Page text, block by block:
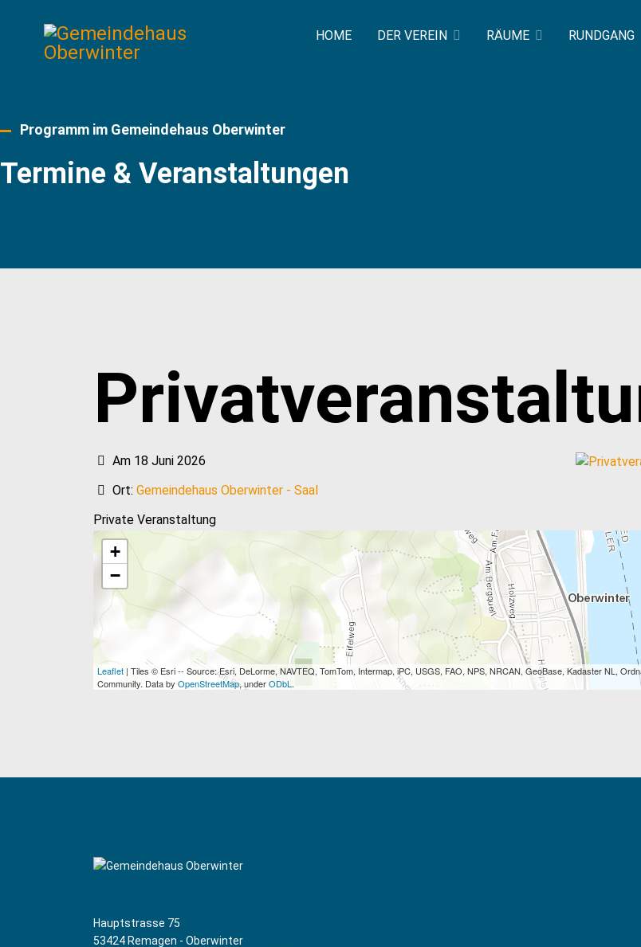
HOME DER VEREIN RÄUME RUNDGANG
Programm im Gemeindehaus Oberwinter
Termine & Veranstaltungen
Am 18 Juni 2026
Ort: Gemeindehaus Oberwinter - Saal
Private Veranstaltung
+
−
Leaflet | Tiles © Esri -- Source: Esri, DeLorme, NAVTEQ, TomTom, Intermap, iPC, USGS, FAO, NPS, NRCAN, GeoBase, Kadaster NL,
Community. Data byOpenStreetMap, underODbL .
Hauptstrasse 75
53424 Remagen - Oberwinter